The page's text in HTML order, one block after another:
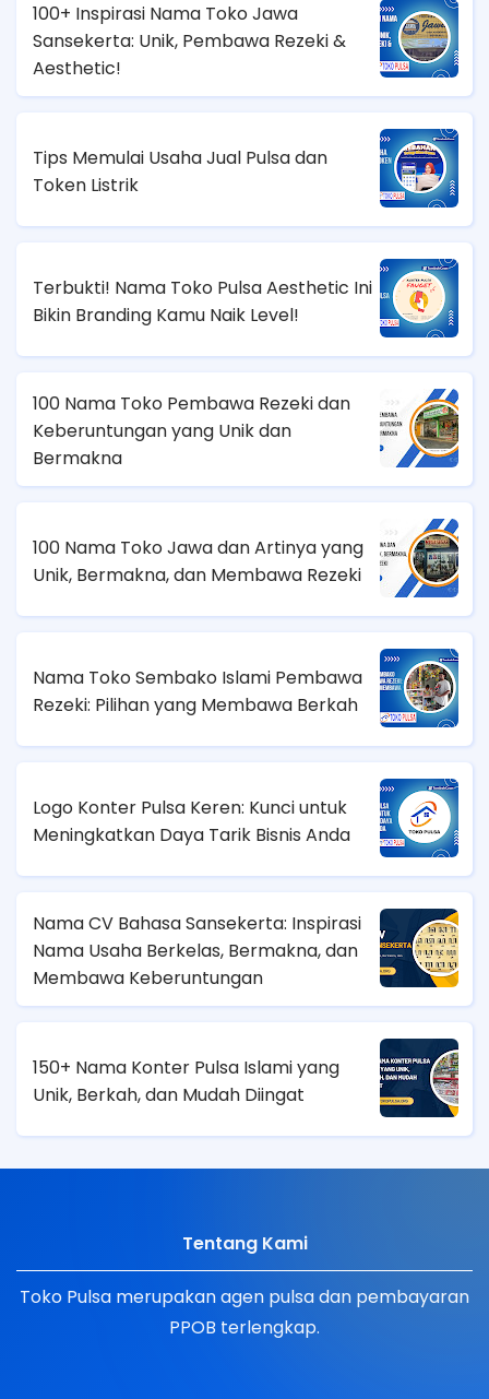
100+ Inspirasi Nama Toko Jawa
Sansekerta: Unik, Pembawa Rezeki &
Aesthetic!
Tips Memulai Usaha Jual Pulsa dan
Token Listrik
Terbukti! Nama Toko Pulsa Aesthetic Ini
Bikin Branding Kamu Naik Level!
100 Nama Toko Pembawa Rezeki dan
Keberuntungan yang Unik dan
Bermakna
100 Nama Toko Jawa dan Artinya yang
Unik, Bermakna, dan Membawa Rezeki
Nama Toko Sembako Islami Pembawa
Rezeki: Pilihan yang Membawa Berkah
Logo Konter Pulsa Keren: Kunci untuk
Meningkatkan Daya Tarik Bisnis Anda
Nama CV Bahasa Sansekerta: Inspirasi
Nama Usaha Berkelas, Bermakna, dan
Membawa Keberuntungan
150+ Nama Konter Pulsa Islami yang
Unik, Berkah, dan Mudah Diingat
Tentang Kami
Toko Pulsa merupakan agen pulsa dan pembayaran
PPOB terlengkap.